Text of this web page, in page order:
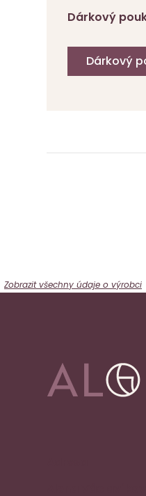
Zobrazit všechny údaje o výrobci
Dárkový
Dárkový